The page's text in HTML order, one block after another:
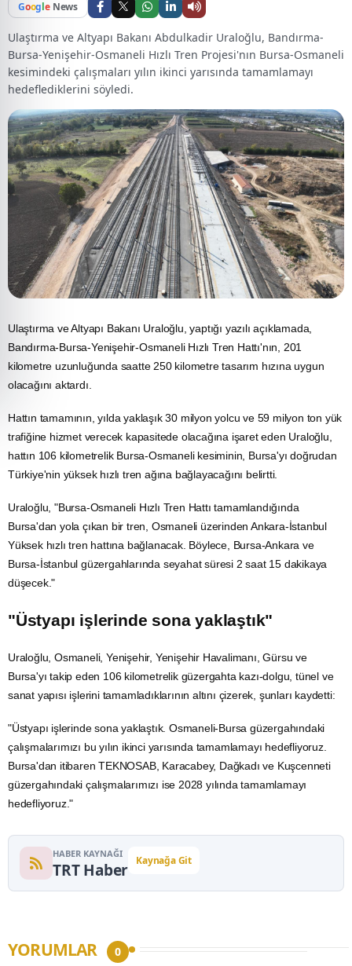
Google News
Ulaştırma ve Altyapı Bakanı Abdulkadir Uraloğlu, Bandırma-
Bursa-Yenişehir-Osmaneli Hızlı Tren Projesi'nın Bursa-Osmaneli
kesimindeki çalışmaları yılın ikinci yarısında tamamlamayı
hedeflediklerini söyledi.
Ulaştırma ve Altyapı Bakanı Uraloğlu, yaptığı yazılı açıklamada,
Bandırma-Bursa-Yenişehir-Osmaneli Hızlı Tren Hattı'nın, 201
kilometre uzunluğunda saatte 250 kilometretasarım hızına uygun
olacağını aktardı.
Hattın tamamının, yılda yaklaşık 30 milyon yolcu ve 59 milyon ton yük
trafiğine hizmet verecek kapasitede olacağına işaret eden Uraloğlu,
hattın 106 kilometrelik Bursa-Osmaneli kesiminin, Bursa'yı doğrudan
Türkiye'nin yüksek hızlı tren ağına bağlayacağını belirtti.
Uraloğlu, "Bursa-Osmaneli Hızlı Tren Hattı tamamlandığında
Bursa'dan yola çıkan bir tren, Osmaneli üzerinden Ankara-İstanbul
Yüksek hızlı tren hattına bağlanacak. Böylece, Bursa-Ankara ve
Bursa-İstanbul güzergahlarında seyahat süresi 2 saat 15 dakikaya
düşecek."
"Üstyapı işlerinde sona yaklaştık"
Uraloğlu, Osmaneli, Yenişehir, Yenişehir Havalimanı, Gürsu ve
Bursa'yı takip eden 106 kilometrelik güzergahta kazı-dolgu, tünel ve
sanat yapısı işlerini tamamladıklarının altını çizerek, şunları kaydetti:
"Üstyapı işlerinde sona yaklaştık. Osmaneli-Bursa güzergahındaki
çalışmalarımızı bu yılın ikinci yarısında tamamlamayı hedefliyoruz.
Bursa'dan itibaren TEKNOSAB, Karacabey, Dağkadı ve Kuşcenneti
güzergahındaki çalışmalarımızı ise 2028 yılında tamamlamayı
hedefliyoruz."
HABER KAYNAĞI
TRT Haber Kaynağa Git
YORUMLAR 0